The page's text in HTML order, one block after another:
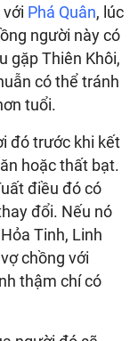
Phá Quân, lúc
người này có
gặp Thiên Khôi,
có thể tránh
tuổi.
đó trước khi kết
hoặc thất bạt.
điều đó có
đổi. Nếu nó
Tinh, Linh
chồng với
thậm chí có